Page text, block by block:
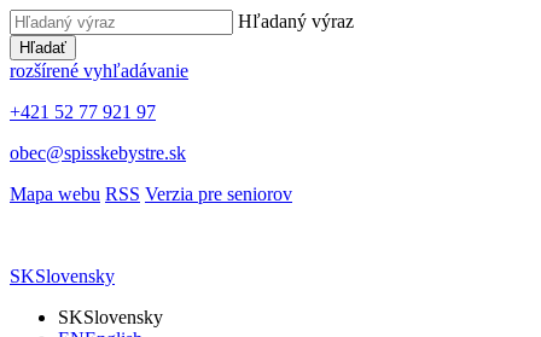
Hľadaný výraz
Hľadať
rozšírené vyhľadávanie
+421 52 77 921 97
obec@spisskebystre.sk
Mapa webu RSS Verzia pre seniorov
SKSlovensky
SKSlovensky